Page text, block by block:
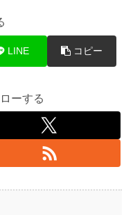
LINE コピー
ーする